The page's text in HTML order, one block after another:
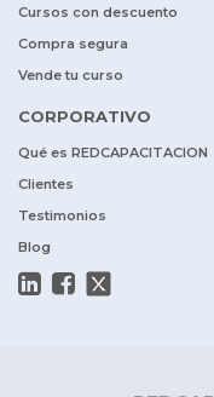
Cursos con descuento
Compra segura
Vende tu curso
CORPORATIVO
Qué es REDCAPACITACION
Clientes
Testimonios
Blog